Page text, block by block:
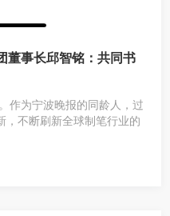
董事长邱智铭：共同书
作为宁波晚报的同龄人，过
，不断刷新全球制笔行业的